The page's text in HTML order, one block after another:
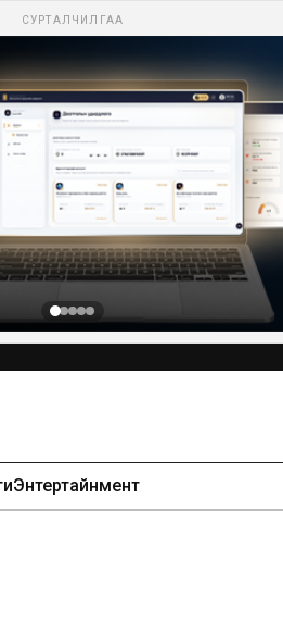
СУРТАЛЧИЛГАА
Энтертайнмент